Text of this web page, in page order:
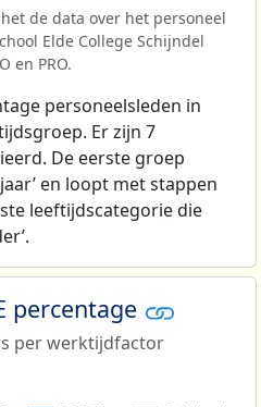
de data over het personeel
Elde College Schijndel
en PRO.
personeelsleden in
Er zijn 7
De eerste groep
en loopt met stappen
leeftijdscategorie die
percentage
per werktijdfactor